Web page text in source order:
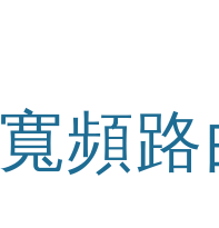
寬頻